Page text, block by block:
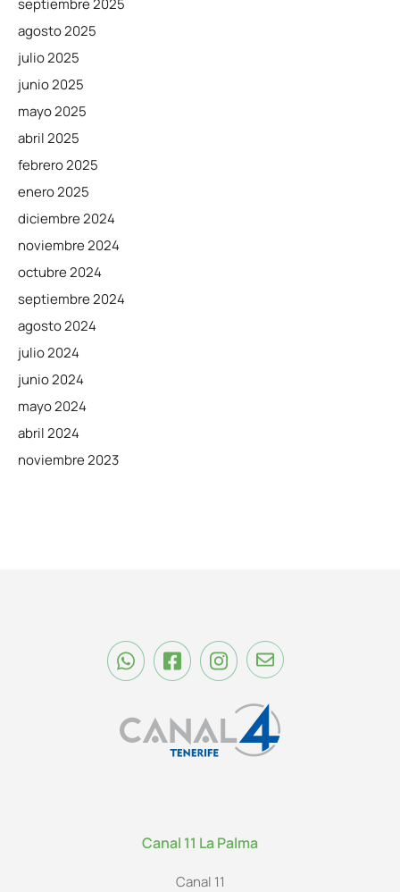
septiembre 2025
agosto 2025
julio 2025
junio 2025
mayo 2025
abril 2025
febrero 2025
enero 2025
diciembre 2024
noviembre 2024
octubre 2024
septiembre 2024
agosto 2024
julio 2024
junio 2024
mayo 2024
abril 2024
noviembre 2023
Canal 11 La Palma
Canal 11